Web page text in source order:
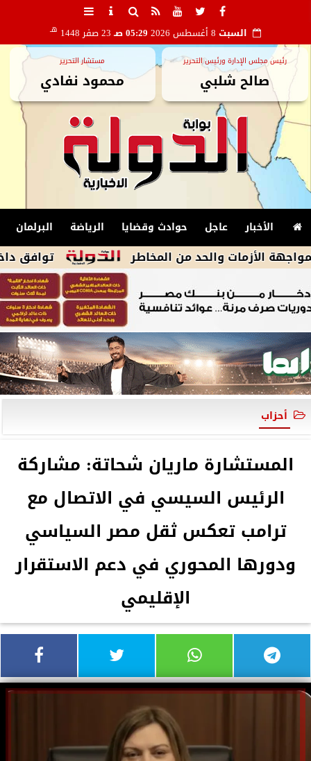
السبت 05:29 صـ 23 صفر 1448 هـ
رئيس مجلس الإدارة ورئيس التحرير
صالح شلبي
مستشار التحرير
محمود نفادي
الأخبار عاجل حوادث وقضايا الرياضة البرلمان
توافق داخل وفد والحد من المخاطر
أحزاب
المستشارة ماريان شحاتة: مشاركة
الرئيس السيسي في الاتصال مع
ترامب تعكس ثقل مصر السياسي
ودورها المحوري في دعم الاستقرار
الإقليمي